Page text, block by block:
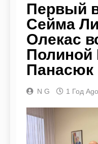
Первый
Сейма
Олекас
Панасюк
N G 1 Год Ago